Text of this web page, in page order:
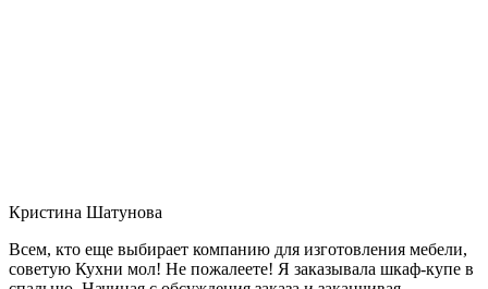
Кристина Шатунова
Всем, кто еще выбирает компанию для изготовления мебели,
советую Кухни мол! Не пожалеете! Я заказывала шкаф-купе в